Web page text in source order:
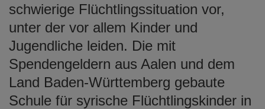
schwierige Flüchtlingssituation vor,
unter der vor allem Kinder und
Jugendliche leiden. Die mit
Spendengeldern aus Aalen und dem
Land Baden-Württemberg gebaute
Schule für syrische Flüchtlingskinder in